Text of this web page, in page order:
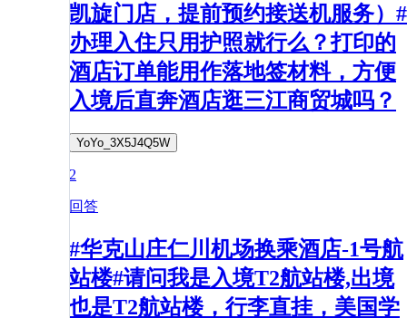
凯旋门店，提前预约接送机服务）#
办理入住只用护照就行么？打印的
酒店订单能用作落地签材料，方便
入境后直奔酒店逛三江商贸城吗？
YoYo_3X5J4Q5W
2
回答
#华克山庄仁川机场换乘酒店-1号航
站楼#请问我是入境T2航站楼,出境
也是T2航站楼，行李直挂，美国学